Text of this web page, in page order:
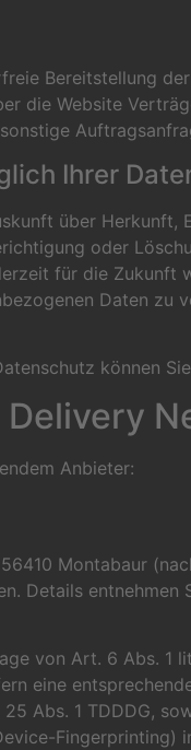
Bereitstellung
die Website
Ihrer
über
oder
für die Zukunft
Daten
können
Anbieter:
Montabaur
Details
von Art. 6 Abs. 1
eine
Abs. 1 TDDDG,